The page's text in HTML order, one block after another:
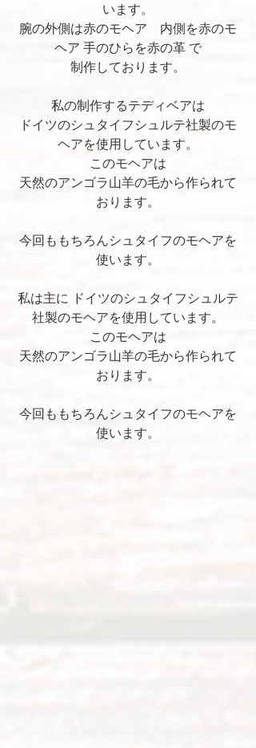
います。
腕の外側は赤のモヘア　内側を赤のモ
ヘア 手のひらを赤の革 で
制作しております。
私の制作するテディベアは
ドイツのシュタイフシュルテ社製のモ
ヘアを使用しています。
このモヘアは
天然のアンゴラ山羊の毛から作られて
おります。
今回ももちろんシュタイフのモヘアを
使います。
私は主に ドイツのシュタイフシュルテ
社製のモヘアを使用しています。
このモヘアは
天然のアンゴラ山羊の毛から作られて
おります。
今回ももちろんシュタイフのモヘアを
使います。